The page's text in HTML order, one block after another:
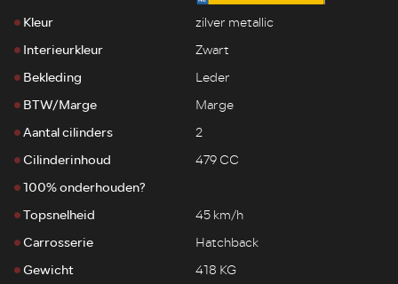
Kleur
zilver metallic
Interieurkleur
Zwart
Bekleding
Leder
BTW/Marge
Marge
Aantal cilinders
2
Cilinderinhoud
479 CC
100% onderhouden?
Topsnelheid
45 km/h
Carrosserie
Hatchback
Gewicht
418 KG